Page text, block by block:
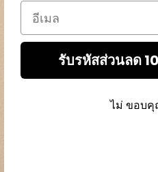
ในขณะที่บาง
พูดถึงน้อยลงใน
Email
รับรหัสส่วนลด
ไม่ ขอบ